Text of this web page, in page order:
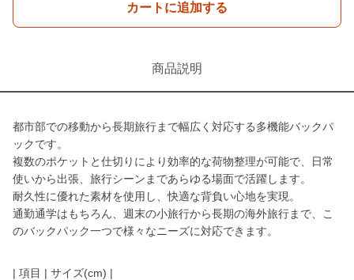
カートに追加する
商品説明
都市部での移動から長期旅行まで幅広く対応する多機能バックパ
ックです。
複数のポケットと仕切りにより効率的な荷物整理が可能で、日常
使いから出張、旅行シーンまであらゆる場面で活躍します。
耐久性に優れた素材を使用し、快適な背負い心地を実現。
通勤通学はもちろん、週末の小旅行から長期の海外旅行まで、こ
のバックパック一つで様々なニーズに対応できます。
| 項目 | サイズ(cm) |